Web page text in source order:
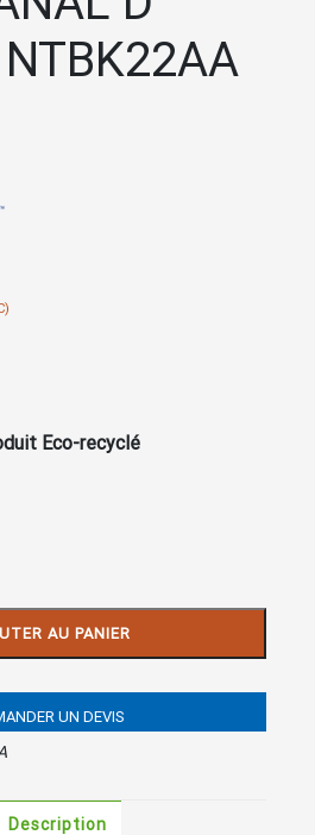
Eco-recyclé
AU PANIER
UN DEVIS
Description